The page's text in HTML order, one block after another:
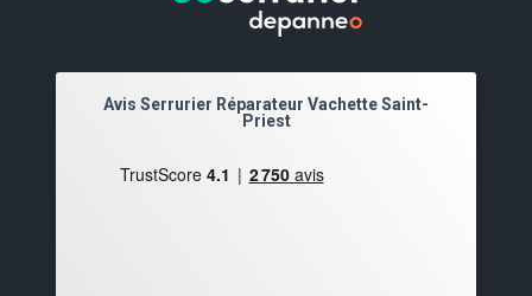
Avis Serrurier Réparateur Vachette Saint-
Priest